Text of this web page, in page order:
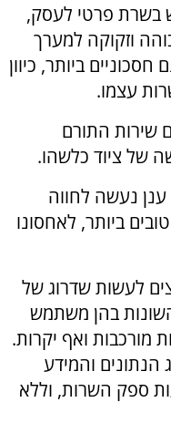
בשרת פרטי לעסק,
וזקוקה למערך
ביותר, כיוון
עצמו.
שירות התורם
של ציוד כלשהו.
ענן נעשה לחווה
ביותר, לאחסונו
לעשות שדרוג של
השונות בהן משתמש
מורכבות ואף יקרות.
הנתונים והמידע
ספק השרות, וללא